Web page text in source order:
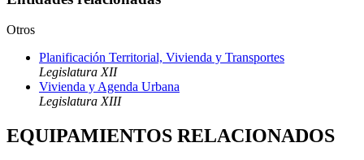
Otros
Planificación Territorial, Vivienda y Transportes
Legislatura XII
Vivienda y Agenda Urbana
Legislatura XIII
EQUIPAMIENTOS RELACIONADOS